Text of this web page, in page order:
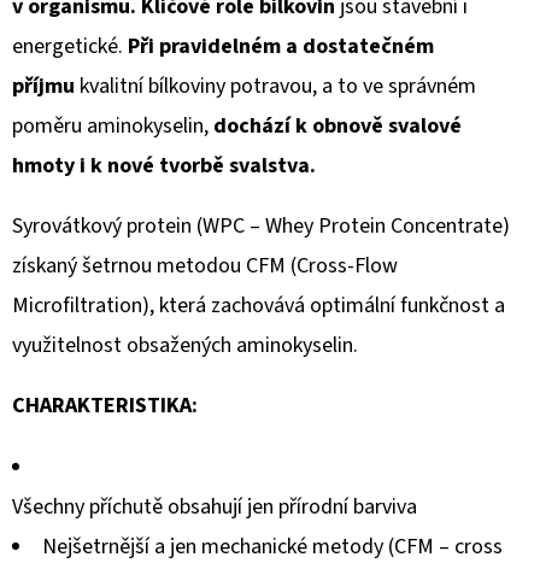
v organismu. Klíčové role bílkovin jsou stavební i
energetické. Při pravidelném a dostatečném
příjmu kvalitní bílkoviny potravou, a to ve správném
poměru aminokyselin, dochází k obnově svalové
hmoty i k nové tvorbě svalstva.
Syrovátkový protein (WPC – Whey Protein Concentrate)
získaný šetrnou metodou CFM (Cross-Flow
Microfiltration), která zachovává optimální funkčnost a
využitelnost obsažených aminokyselin.
CHARAKTERISTIKA:
Všechny příchutě obsahují jen přírodní barviva
Nejšetrnější a jen mechanické metody (CFM – cross